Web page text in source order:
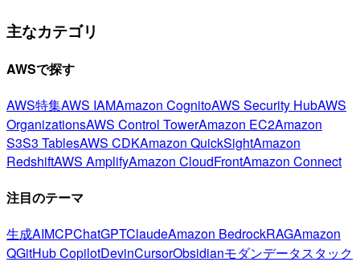
主なカテゴリ
AWSで探す
AWS特集AWS IAMAmazon CognitoAWS Security HubAWS
OrganizationsAWS Control TowerAmazon EC2Amazon
S3S3 TablesAWS CDKAmazon QuickSightAmazon
RedshiftAWS AmplifyAmazon CloudFrontAmazon Connect
注目のテーマ
生成AIMCPChatGPTClaudeAmazon BedrockRAGAmazon
QGitHub CopilotDevinCursorObsidianモダンデータスタック